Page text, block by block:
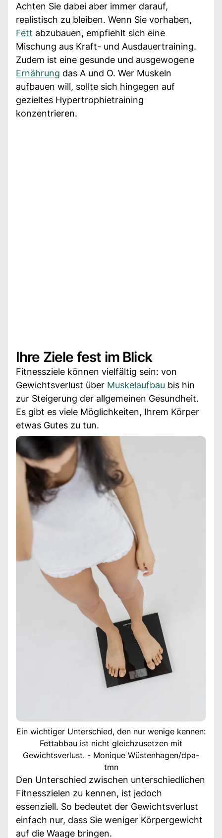
Achten Sie dabei aber immer darauf,
realistisch zu bleiben. Wenn Sie vorhaben,
Fett abzubauen, empfiehlt sich eine
Mischung aus Kraft- und Ausdauertraining.
Zudem ist eine gesunde und ausgewogene
Ernährung das A und O. Wer Muskeln
aufbauen will, sollte sich hingegen auf
gezieltes Hypertrophietraining
konzentrieren.
Ihre Ziele fest im Blick
Fitnessziele können vielfältig sein: von
Gewichtsverlust über Muskelaufbau bis hin
zur Steigerung der allgemeinen Gesundheit.
Es gibt es viele Möglichkeiten, Ihrem Körper
etwas Gutes zu tun.
Ein wichtiger Unterschied, den nur wenige kennen:
Fettabbau ist nicht gleichzusetzen mit
Gewichtsverlust. - Monique Wüstenhagen/dpa-
tmn
Den Unterschied zwischen unterschiedlichen
Fitnesszielen zu kennen, ist jedoch
essenziell. So bedeutet der Gewichtsverlust
einfach nur, dass Sie weniger Körpergewicht
auf die Waage bringen.